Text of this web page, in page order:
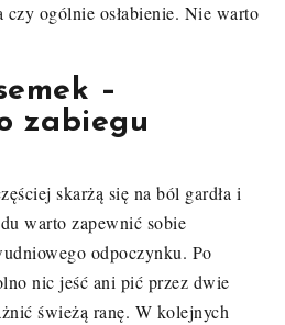
czy ogólnie osłabienie. Nie warto
–
zabiegu
skarżą się na ból gardła i
warto zapewnić sobie
odpoczynku. Po
nic jeść ani pić przez dwie
świeżą ranę. W kolejnych